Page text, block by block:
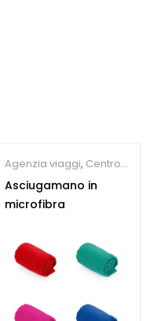
Agenzia viaggi, Centro
estetico,Palestre &
Fitness
Asciugamano in
microfibra